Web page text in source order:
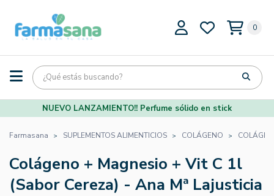
0
NUEVO LANZAMIENTO!! Perfume sólido en stick
Farmasana SUPLEMENTOS ALIMENTICIOS COLÁGENO
Colágeno + Magnesio + Vit C 1l
(Sabor Cereza) - Ana Mª Lajusticia